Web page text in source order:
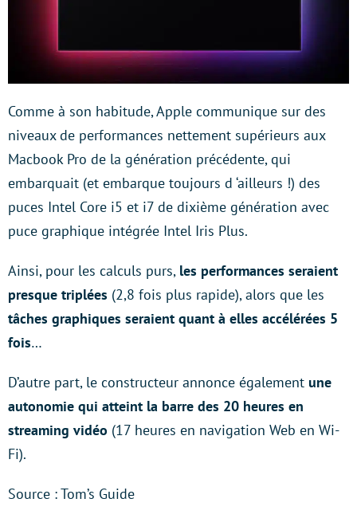
Comme à son habitude, Apple communique sur des
niveaux de performances nettement supérieurs aux
Macbook Pro de la génération précédente, qui
embarquait (et embarque toujours d ‘ailleurs !) des
puces Intel Core i5 et i7 de dixième génération avec
puce graphique intégrée Intel Iris Plus.
Ainsi, pour les calculs purs, les performances seraient
presque triplées (2,8 fois plus rapide), alors que les
tâches graphiques seraient quant à elles accélérées 5
fois…
D’autre part, le constructeur annonce également une
autonomie qui atteint la barre des 20 heures en
streaming vidéo (17 heures en navigation Web en Wi-
Fi).
Source : Tom’s Guide